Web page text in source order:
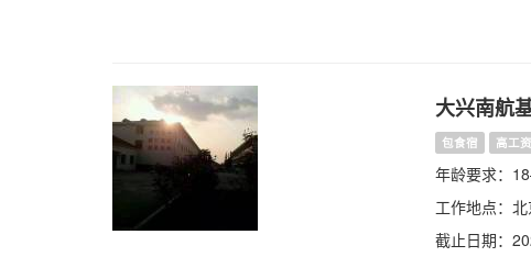
大兴南航
包食宿 高工资
年龄要求：
工作地点：
截止日期：